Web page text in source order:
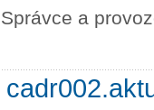
Správce a